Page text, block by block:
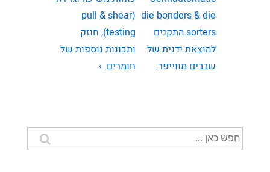
die bonders & die
sorters.התקנים
להוצאת ידנית של
שבבים מווייפר.
(pull & shear
testing), חוזק
ותכונות נוספות של
חומרים. ›
חיפוש
עבור: